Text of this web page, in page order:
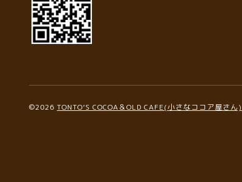
©2026 TONTO’S COCOA＆OLD CAFE(小さなココア屋さん)